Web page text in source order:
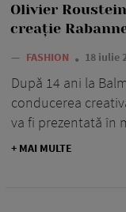
Olivier
creație
— FASHION 18 iulie
După 14 ani la
conducerea
va fi prezentată în
+ MAI MULTE